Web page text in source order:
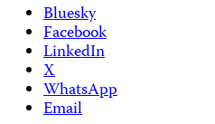
Bluesky
Facebook
LinkedIn
X
WhatsApp
Email